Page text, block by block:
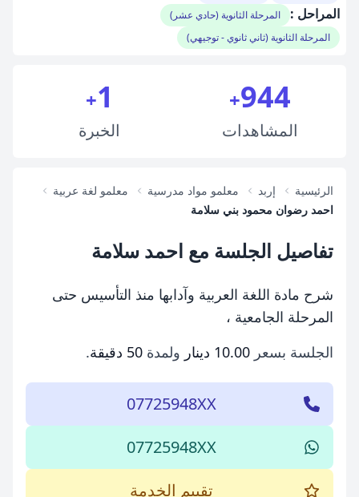
المراحل :
المرحلة الثانوية (حادي عشر)
المرحلة الثانوية (ثاني ثانوي - توجيهي)
944
+
المشاهدات
1
+
الخبرة
الرئيسية إربد معلمو مواد مدرسية
معلمو لغة عربية
احمد رضوان محمود بني سلامة
تفاصيل الجلسة مع احمد سلامة
شرح مادة اللغة العربية وآدابها منذ التأسيس حتى
المرحلة الجامعية ،
الجلسة بسعر 10.00 دينار ولمدة 50 دقيقة .
07725948XX
07725948XX
تقييم الخدمة